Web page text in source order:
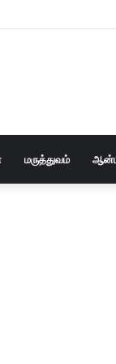
புதுசா
மருத்துவம்